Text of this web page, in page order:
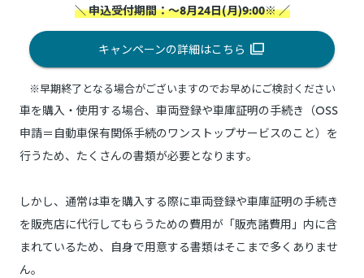
＼ 申込受付期間：～8月24日(月)9:00※ ／
キャンペーンの詳細はこちら
※早期終了となる場合がございますのでお早めにご検討ください
車を購入・使用する場合、車両登録や車庫証明の手続き（OSS
申請＝自動車保有関係手続のワンストップサービスのこと）を
行うため、たくさんの書類が必要となります。
しかし、通常は車を購入する際に車両登録や車庫証明の手続き
を販売店に代行してもらうための費用が「販売諸費用」内に含
まれているため、自身で用意する書類はそこまで多くありませ
ん。